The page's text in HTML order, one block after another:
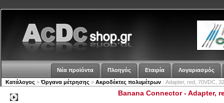
Νέα προϊόντα Πλοηγός Εταιρία
Λογαριασμός
Κατάλογος »Όργανα μέτρησης » Ακροδέκτες πολυμέτρων : Adapter, red, 70VDC,
Banana Connector - Adapter,